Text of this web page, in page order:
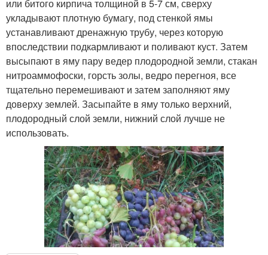
или битого кирпича толщиной в 5-7 см, сверху
укладывают плотную бумагу, под стенкой ямы
устанавливают дренажную трубу, через которую
впоследствии подкармливают и поливают куст. Затем
высыпают в яму пару ведер плодородной земли, стакан
нитроаммофоски, горсть золы, ведро перегноя, все
тщательно перемешивают и затем заполняют яму
доверху землей. Засыпайте в яму только верхний,
плодородный слой земли, нижний слой лучше не
использовать.